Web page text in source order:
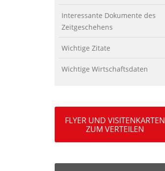
Interessante Dokumente des
Zeitgeschehens
Wichtige Zitate
Wichtige Wirtschaftsdaten
FLYER UND VISITENKARTEN
ZUM VERTEILEN